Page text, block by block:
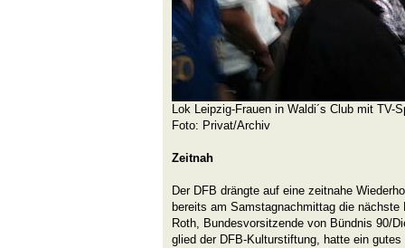
Lok Leipzig-Frauen in Waldi´s Club mit TV-
Foto: Privat/Archiv
Zeitnah
Der DFB drängte auf eine zeitnahe
bereits am Samstagnachmittag die nächste
Roth, Bundesvorsitzende von Bündnis 90/
glied der DFB-Kulturstiftung, hatte ein